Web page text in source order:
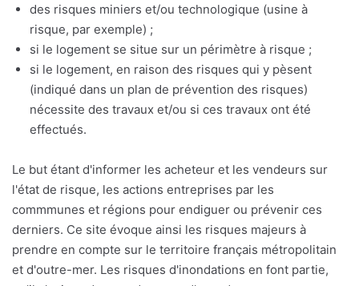
des risques miniers et/ou technologique (usine à
risque, par exemple) ;
si le logement se situe sur un périmètre à risque ;
si le logement, en raison des risques qui y pèsent
(indiqué dans un plan de prévention des risques)
nécessite des travaux et/ou si ces travaux ont été
effectués.
Le but étant d'informer les acheteur et les vendeurs sur
l'état de risque, les actions entreprises par les
commmunes et régions pour endiguer ou prévenir ces
derniers. Ce site évoque ainsi les risques majeurs à
prendre en compte sur le territoire français métropolitain
et d'outre-mer. Les risques d'inondations en font partie,